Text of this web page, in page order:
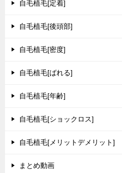
自毛植毛[定着]
自毛植毛[後頭部]
自毛植毛[密度]
自毛植毛[ばれる]
自毛植毛[年齢]
自毛植毛[ショックロス]
自毛植毛[メリットデメリット]
まとめ動画